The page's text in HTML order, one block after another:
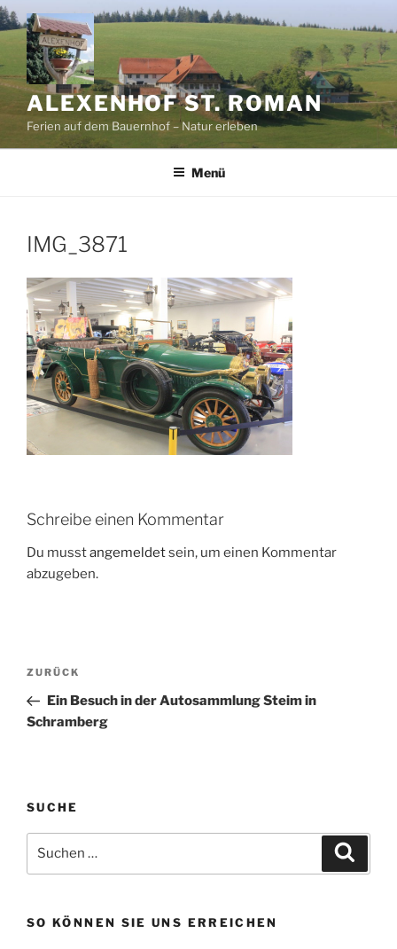
Zum
Inhalt
springen
ALEXENHOF ST. ROMAN
Ferien auf dem Bauernhof – Natur erleben
Menü
IMG_3871
Schreibe einen Kommentar
Du musstangemeldetsein, um einen Kommentar
abzugeben.
Beitragsnavigation
Vorheriger
Beitrag
ZURÜCK
Ein Besuch in der Autosammlung Steim in
Schramberg
SUCHE
nach:
SO KÖNNEN SIE UNS ERREICHEN